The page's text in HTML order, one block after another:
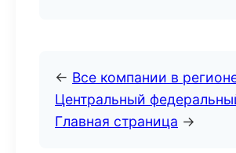
← Все компании в
Центральный
Главная страница →